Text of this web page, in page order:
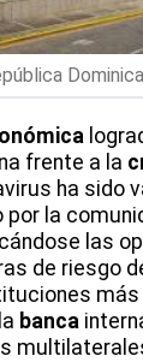
frente a la
ha sido
la
las
de riesgo
más
banca